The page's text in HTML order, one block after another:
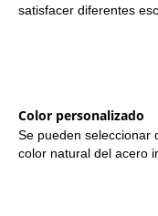
satisfacer diferentes
Color personalizado
Se pueden seleccionar
color natural del acero